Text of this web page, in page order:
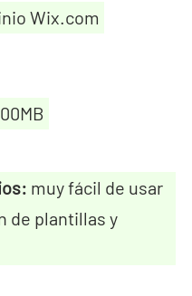
Wix.com
muy fácil de usar
de plantillas y